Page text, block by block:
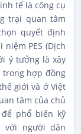
tế là công cụ
trại quan tâm
quyết định
PES (Dịch
ý tưởng là xây
trong hợp đồng
giới và ở Việt
tâm của chủ
phổ biến kỹ
với người dân